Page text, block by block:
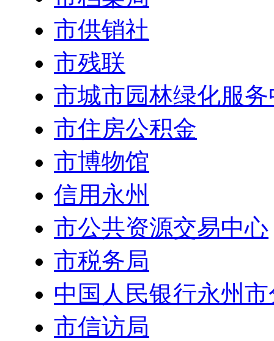
市供销社
市残联
市城市园林绿化服
市住房公积金
市博物馆
信用永州
市公共资源交易中心
市税务局
中国人民银行永州
市信访局